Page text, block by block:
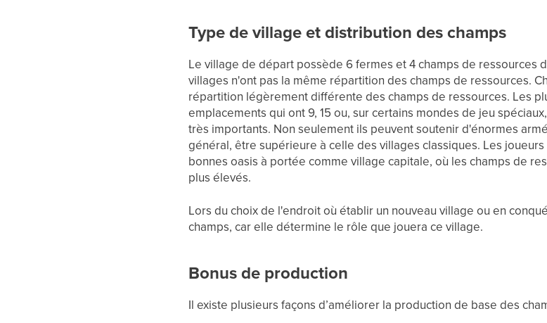
Type de village et distribution des champs
Le village de départ possède 6 fermes et 4 champs de ressources
villages n'ont pas la même répartition des champs de ressources.
répartition légèrement différente des champs de ressources. Les
emplacements qui ont 9, 15 ou, sur certains mondes de jeu
très importants. Non seulement ils peuvent soutenir d'énormes
général, être supérieure à celle des villages classiques. Les
bonnes oasis à portée comme village capitale, où les champs de
plus élevés.
Lors du choix de l'endroit où établir un nouveau village ou en
champs, car elle détermine le rôle que jouera ce village.
Bonus de production
Il existe plusieurs façons d’améliorer la production de base des